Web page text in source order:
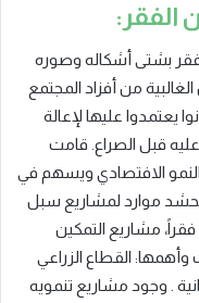
الفقر:
بشتى أشكاله وصوره
من أفزاد المجتمع
عليها لإعالة
قبل الصراع. قامت
الافتصادي ويسهم في
موارد لمشاريع سبل
مشاريع التمكين
القطاع الزراعي
. وجود مشاريع تنمويه